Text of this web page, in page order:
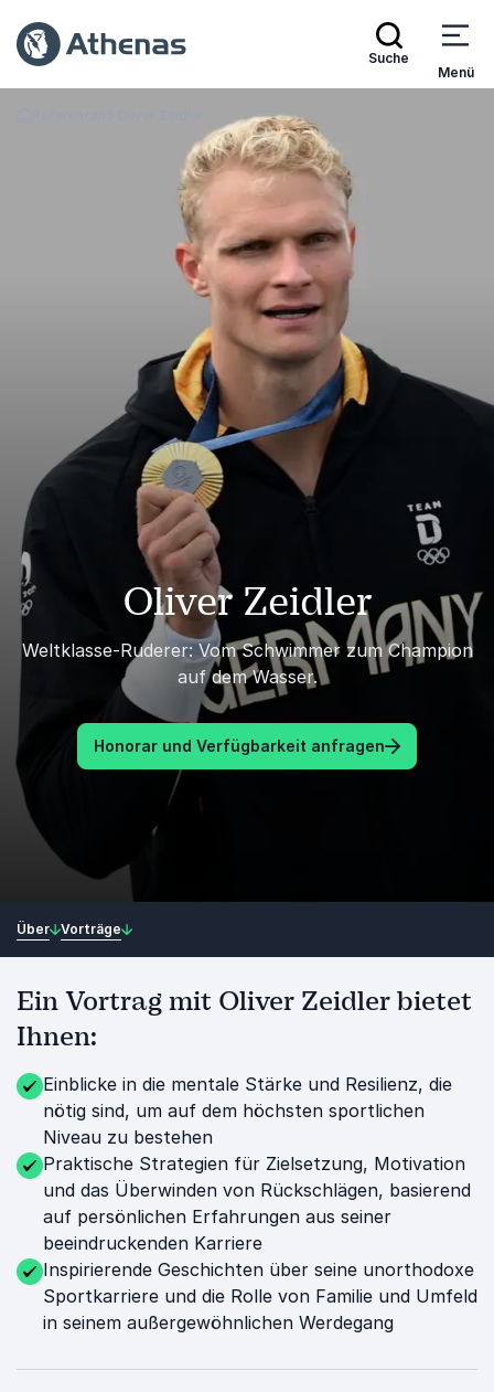
Suche
Menü
Oliver Zeidler
Weltklasse-Ruderer: Vom Schwimmer zum Champion
auf dem Wasser.
Honorar und Verfügbarkeit anfragen
Über Vorträge
Ein Vortrag mit Oliver Zeidler bietet
Ihnen:
Einblicke in die mentale Stärke und Resilienz, die
nötig sind, um auf dem höchsten sportlichen
Niveau zu bestehen
Praktische Strategien für Zielsetzung, Motivation
und das Überwinden von Rückschlägen, basierend
auf persönlichen Erfahrungen aus seiner
beeindruckenden Karriere
Inspirierende Geschichten über seine unorthodoxe
Sportkarriere und die Rolle von Familie und Umfeld
in seinem außergewöhnlichen Werdegang